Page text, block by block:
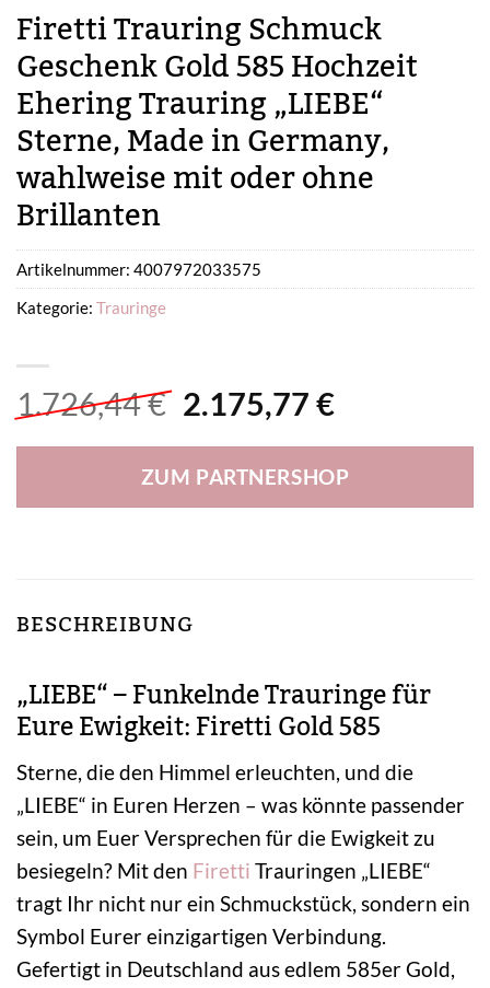
Firetti Trauring Schmuck
Geschenk Gold 585 Hochzeit
Ehering Trauring „LIEBE“
Sterne, Made in Germany,
wahlweise mit oder ohne
Brillanten
1.726,44€ Ursprünglicher
war:
1.726,44 €
2.175,77 €Aktueller
ist:
2.175,77
ZUM PARTNERSHOP
Artikelnummer: 4007972033575
Kategorie: Trauringe
BESCHREIBUNG
„LIEBE“ – Funkelnde Trauringe für
Eure Ewigkeit: Firetti Gold 585
Sterne, die den Himmel erleuchten, und die
„LIEBE“ in Euren Herzen – was könnte passender
sein, um Euer Versprechen für die Ewigkeit zu
besiegeln? Mit den Firetti Trauringen „LIEBE“
tragt Ihr nicht nur ein Schmuckstück, sondern ein
Symbol Eurer einzigartigen Verbindung.
Gefertigt in Deutschland aus edlem 585er Gold,